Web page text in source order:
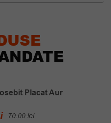
Placat Aur
70.00lei
Prețul
Prețul